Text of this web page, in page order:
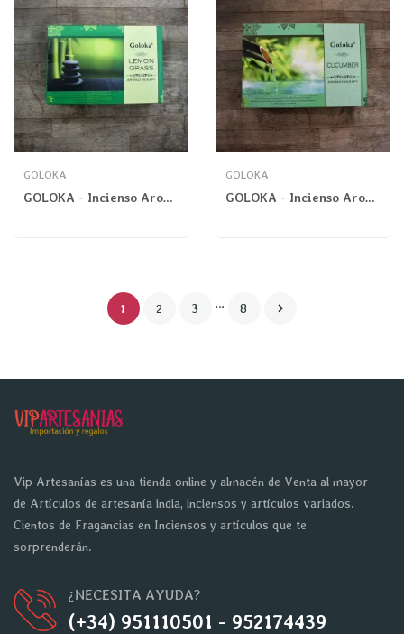
GOLOKA
GOLOKA - Incienso Aromaterapia Lemongrass Masala
GOLOKA
GOLOKA - Incienso Aromaterapia Pepino Masala
1 2 3 … 8 
Vip Artesanías es una tienda online y almacén de Venta al mayor
de Artículos de artesanía india, inciensos y artículos variados.
Cientos de Fragancias en Inciensos y artículos que te
sorprenderán.
¿NECESITA AYUDA?
(+34) 951110501 - 952174439